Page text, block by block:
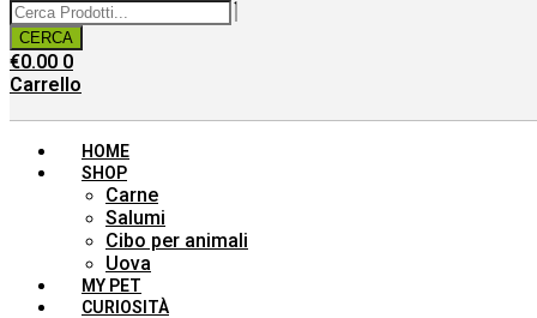
CERCA
€0.00 0
Carrello
HOME
SHOP
Carne
Salumi
Cibo per animali
Uova
MY PET
CURIOSITÀ